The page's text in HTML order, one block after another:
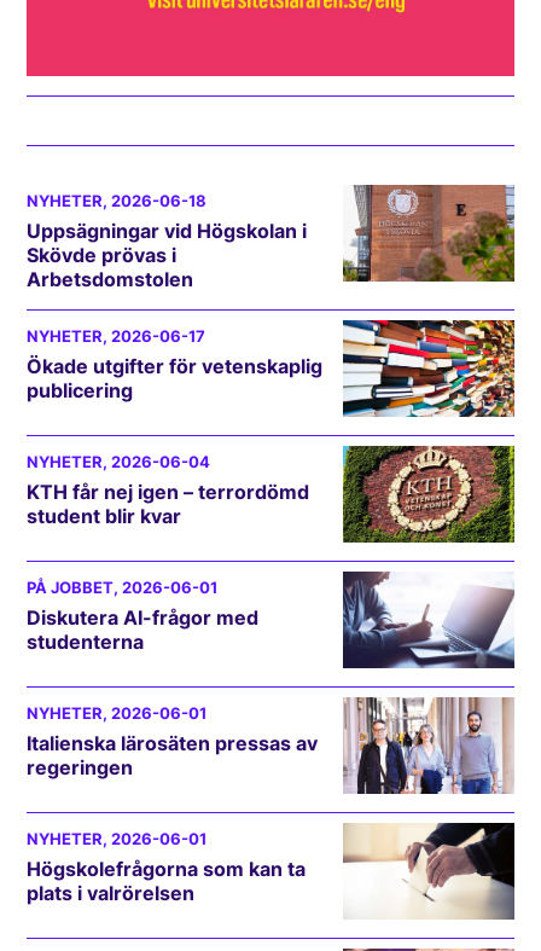
NYHETER, 2026-06-18
Uppsägningar vid Högskolan i
Skövde prövas i
Arbetsdomstolen
NYHETER, 2026-06-17
Ökade utgifter för vetenskaplig
publicering
NYHETER, 2026-06-04
KTH får nej igen – terrordömd
student blir kvar
PÅ JOBBET, 2026-06-01
Diskutera AI-frågor med
studenterna
NYHETER, 2026-06-01
Italienska lärosäten pressas av
regeringen
NYHETER, 2026-06-01
Högskolefrågorna som kan ta
plats i valrörelsen